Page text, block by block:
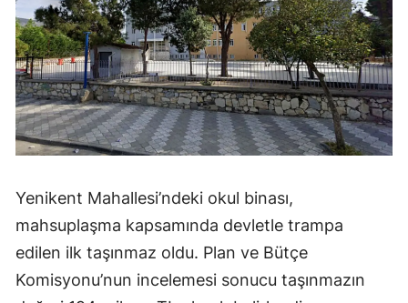
Yenikent Mahallesi’ndeki okul binası,
mahsuplaşma kapsamında devletle trampa
edilen ilk taşınmaz oldu. Plan ve Bütçe
Komisyonu’nun incelemesi sonucu taşınmazın